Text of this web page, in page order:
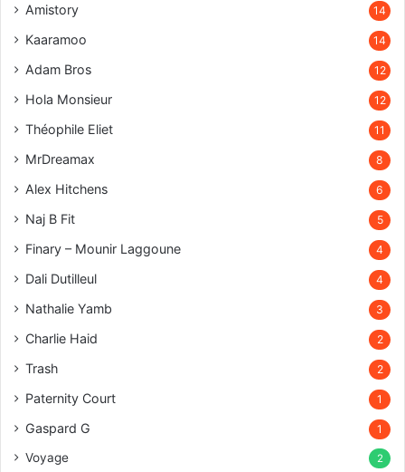
Amistory 14
Kaaramoo 14
Adam Bros 12
Hola Monsieur 12
Théophile Eliet 11
MrDreamax 8
Alex Hitchens 6
Naj B Fit 5
Finary – Mounir Laggoune 4
Dali Dutilleul 4
Nathalie Yamb 3
Charlie Haid 2
Trash 2
Paternity Court 1
Gaspard G 1
Voyage 2